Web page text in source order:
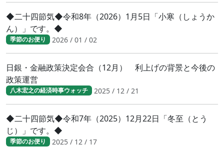
◆二十四節気◆令和8年（2026）1月5日「小寒（しょうか
ん）」です。◆
季節のお便り 2026 / 01 / 02
日銀・金融政策決定会合（12月） 利上げの背景と今後の
政策運営
八木宏之の経済時事ウォッチ 2025 / 12 / 21
◆二十四節気◆令和7年（2025）12月22日「冬至（とう
じ）」です。◆
季節のお便り 2025 / 12 / 17